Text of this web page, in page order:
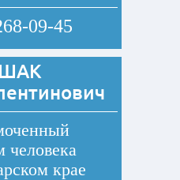
09-45
человека
крае